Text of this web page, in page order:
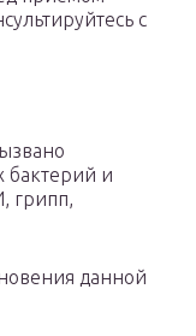
с
бактерий и
грипп,
данной